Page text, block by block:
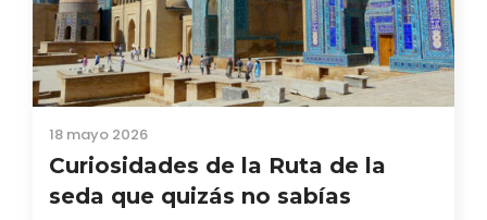
18 mayo 2026
Curiosidades de la Ruta de la
seda que quizás no sabías